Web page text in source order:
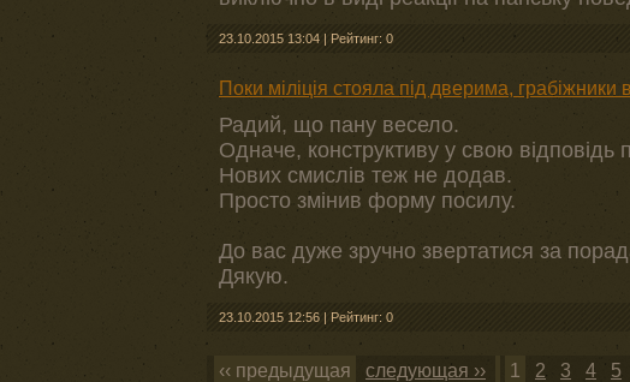
23.10.2015 13:04 | Рейтинг: 0
Поки міліція стояла під дверима, грабіжники
Радий, що пану весело.
Одначе, конструктиву у свою відповідь
Нових смислів теж не додав.
Просто змінив форму посилу.
До вас дуже зручно звертатися за
Дякую.
23.10.2015 12:56 | Рейтинг: 0
‹‹ предыдущая следующая ›› 1 2 3 4 5